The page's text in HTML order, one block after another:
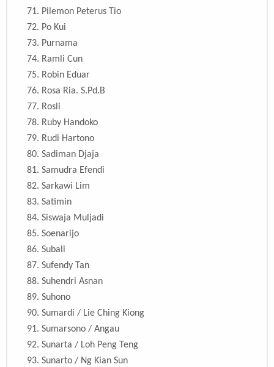
71. Pilemon Peterus Tio
72. Po Kui
73. Purnama
74. Ramli Cun
75. Robin Eduar
76. Rosa Ria. S.Pd.B
77. Rosli
78. Ruby Handoko
79. Rudi Hartono
80. Sadiman Djaja
81. Samudra Efendi
82. Sarkawi Lim
83. Satimin
84. Siswaja Muljadi
85. Soenarijo
86. Subali
87. Sufendy Tan
88. Suhendri Asnan
89. Suhono
90. Sumardi / Lie Ching Kiong
91. Sumarsono / Angau
92. Sunarta / Loh Peng Teng
93. Sunarto / Ng Kian Sun